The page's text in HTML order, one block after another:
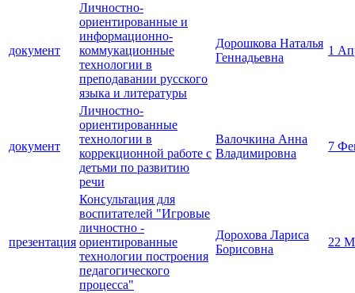
документ
Личностно-
ориентированные и
информационно-
коммукационные
технологии в
преподавании русского
языка и литературы
Дорошкова Наталья
Геннадьевна
1
документ
Личностно-
ориентированные
технологии в
коррекционной работе с
детьми по развитию
речи
Валочкина Анна
Владимировна
7
презентация
Консультация для
воспитателей "Игровые
личностно -
ориентированные
технологии построения
педагогического
процесса"
Дорохова Лариса
Борисовна
22